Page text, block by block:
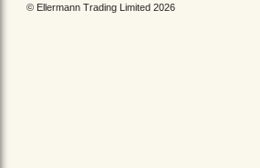
© Ellermann Trading Limited 2026